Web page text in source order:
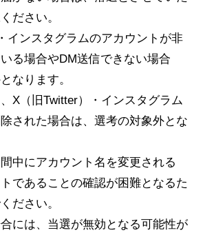
ださい。
インスタグラムのアカウントが非
る場合やDM送信できない場合
なります。
X（旧Twitter）・インスタグラム
された場合は、選考の対象外とな
中にアカウント名を変更される
であることの確認が困難となるた
ださい。
には、当選が無効となる可能性が